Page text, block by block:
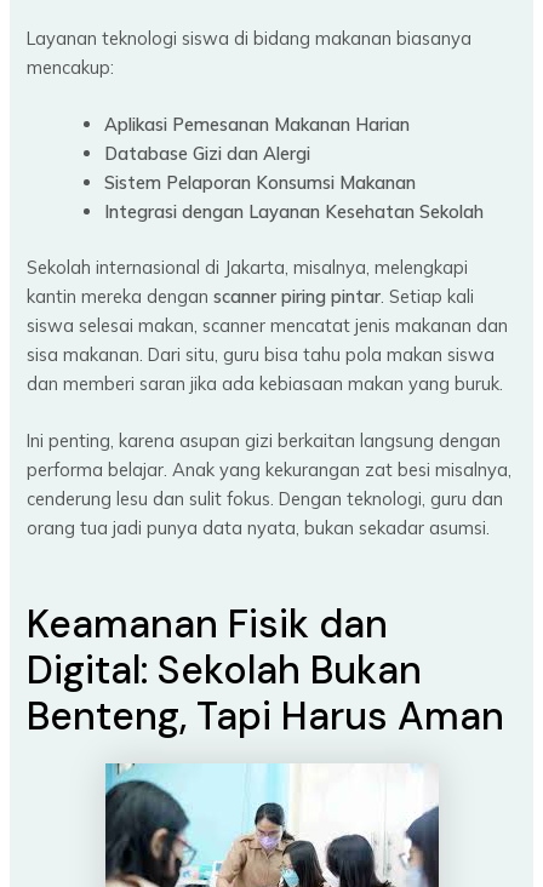
Layanan teknologi siswa di bidang makanan biasanya
mencakup:
Aplikasi Pemesanan Makanan Harian
Database Gizi dan Alergi
Sistem Pelaporan Konsumsi Makanan
Integrasi dengan Layanan Kesehatan Sekolah
Sekolah internasional di Jakarta, misalnya, melengkapi
kantin mereka denganscanner piring pintar . Setiap kali
siswa selesai makan, scanner mencatat jenis makanan dan
sisa makanan. Dari situ, guru bisa tahu pola makan siswa
dan memberi saran jika ada kebiasaan makan yang buruk.
Ini penting, karena asupan gizi berkaitan langsung dengan
performa belajar. Anak yang kekurangan zat besi misalnya,
cenderung lesu dan sulit fokus. Dengan teknologi, guru dan
orang tua jadi punya data nyata, bukan sekadar asumsi.
Keamanan Fisik dan
Digital: Sekolah Bukan
Benteng, Tapi Harus Aman